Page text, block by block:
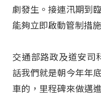
劇發生。接連汛期到
能夠立即啟動管制措施
交通部路政及道安司
話我們就是朝今年年
車的，里程碑來做邁